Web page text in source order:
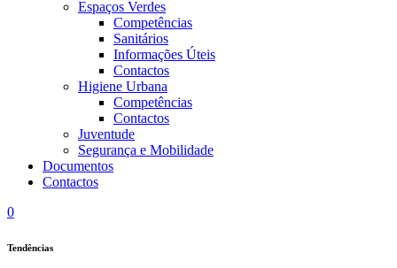
Espaços Verdes
Competências
Sanitários
Informações Úteis
Contactos
Higiene Urbana
Competências
Contactos
Juventude
Segurança e Mobilidade
Documentos
Contactos
0
Tendências